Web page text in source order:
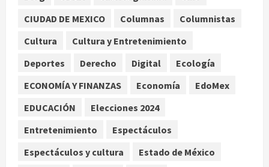
Fallece Jorge Messi, padre y
Rosario
agosto 8, 2026
Nacional
mañanera como herramienta de
control y señala incongruencia en
regulación del derecho de réplica
agosto 8, 2026
CIUDAD DE MEXICO
Columnas
Columnistas
Cultura
Cultura y Entretenimiento
Deportes
Derecho Digital
Ecología
ECONOMÍA Y FINANZAS
Economía
EdoMex
EDUCACIÓN
Elecciones 2024
Entretenimiento
Espectáculos
Espectáculos y cultura
Estado de México